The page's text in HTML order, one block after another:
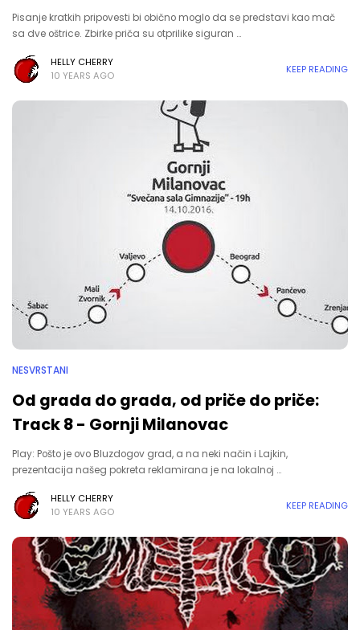
Pisanje kratkih pripovesti bi obično moglo da se predstavi kao mač
sa dve oštrice. Zbirke priča su otprilike siguran …
HELLY CHERRY
10 YEARS AGO
KEEP READING
NESVRSTANI
Od grada do grada, od priče do priče:
Track 8 - Gornji Milanovac
Play: Pošto je ovo Bluzdogov grad, a na neki način i Lajkin,
prezentacija našeg pokreta reklamirana je na lokalnoj …
HELLY CHERRY
10 YEARS AGO
KEEP READING